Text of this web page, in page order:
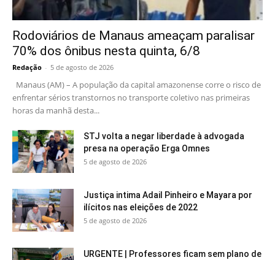
Rodoviários de Manaus ameaçam paralisar
70% dos ônibus nesta quinta, 6/8
Redação - 5 de agosto de 2026
Manaus (AM) – A população da capital amazonense corre o risco de
enfrentar sérios transtornos no transporte coletivo nas primeiras
horas da manhã desta...
STJ volta a negar liberdade à advogada
presa na operação Erga Omnes
5 de agosto de 2026
Justiça intima Adail Pinheiro e Mayara por
ilícitos nas eleições de 2022
5 de agosto de 2026
URGENTE | Professores ficam sem plano de